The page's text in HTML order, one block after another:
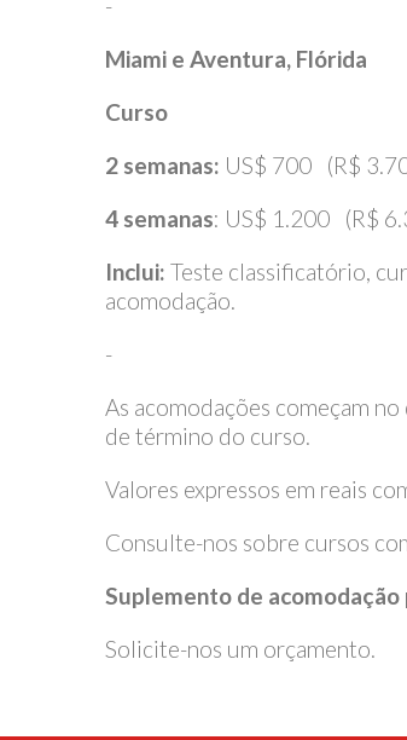
Miami e Aventura, Flórida
Curso
2 semanas: US$ 700 (R$
4 semanas: US$ 1.200 (R$
Inclui: Teste classificatório,
acomodação.
-
As acomodações começam
de término do curso.
Valores expressos em reais
Consulte-nos sobre cursos
Suplemento de
Solicite-nos um orçamento.